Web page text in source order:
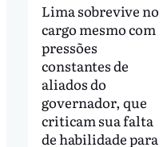
Lima sobrevive no
cargo mesmo com
pressões
constantes de
aliados do
governador, que
criticam sua falta
de habilidade para